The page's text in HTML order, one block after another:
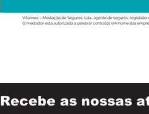
Recebe as nossas